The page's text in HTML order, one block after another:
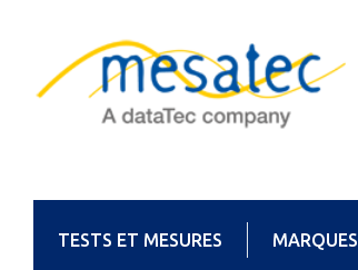
TESTS ET MESURES MARQUES